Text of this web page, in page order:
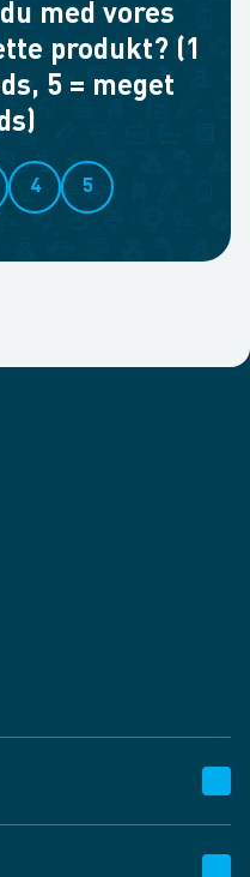
med vores
produkt? (1
5 = meget
4 5